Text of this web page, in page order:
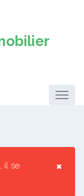
×
, il se